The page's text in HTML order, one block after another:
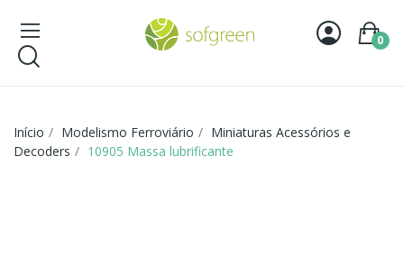
0
Início Modelismo Ferroviário
Miniaturas Acessórios e
Decoders
10905 Massa lubrificante